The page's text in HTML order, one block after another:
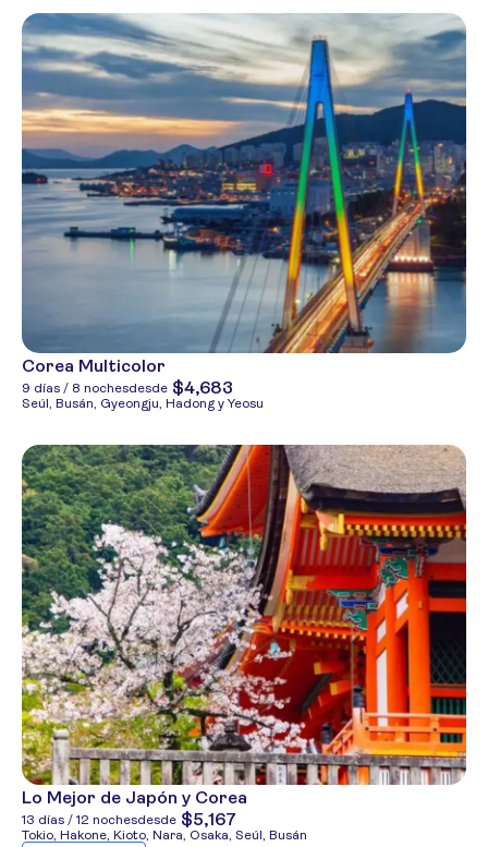
Corea Multicolor
9 días / 8 nochesdesde $4,683
Seúl, Busán, Gyeongju, Hadong y Yeosu
Lo Mejor de Japón y Corea
13 días / 12 nochesdesde $5,167
Tokio, Hakone, Kioto, Nara, Osaka, Seúl, Busán